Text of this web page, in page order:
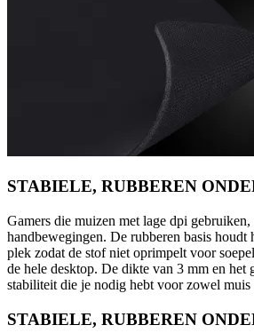
STABIELE, RUBBEREN
Gamers die muizen met lage dpi
handbewegingen. De rubberen basis houdt
plek zodat de stof niet oprimpelt voor
de hele desktop. De dikte van 3 mm en het
stabiliteit die je nodig hebt voor zowel muis
STABIELE, RUBBEREN